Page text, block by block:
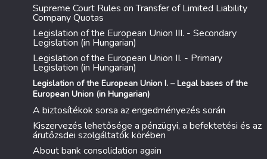
Supreme Court Rules on Transfer of Limited Liability
Company Quotas
Legislation of the European Union III. - Secondary
Legislation (in Hungarian)
Legislation of the European Union II. - Primary
Legislation (in Hungarian)
Legislation of the European Union I. – Legal bases of the
European Union (in Hungarian)
A biztosítékok sorsa az engedményezés során
Kiszervezés lehetősége a pénzügyi, a befektetési és az
árutőzsdei szolgáltatók körében
About bank consolidation again